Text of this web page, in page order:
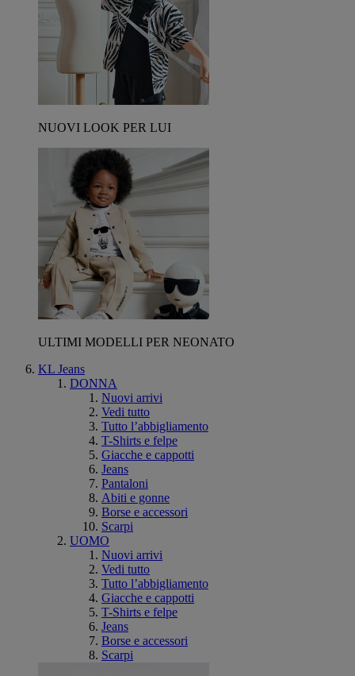
NUOVI LOOK PER LUI
ULTIMI MODELLI PER NEONATO
KL Jeans
DONNA
Nuovi arrivi
Vedi tutto
Tutto l’abbigliamento
T-Shirts e felpe
Giacche e cappotti
Jeans
Pantaloni
Abiti e gonne
Borse e accessori
Scarpi
UOMO
Nuovi arrivi
Vedi tutto
Tutto l’abbigliamento
Giacche e cappotti
T-Shirts e felpe
Jeans
Borse e accessori
Scarpi